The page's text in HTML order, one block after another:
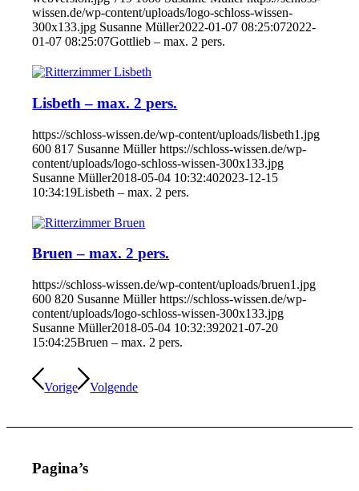
wissen.de/wp-content/uploads/logo-schloss-wissen-
300x133.jpg Susanne Müller2022-01-07 08:25:072022-
01-07 08:25:07Gottlieb – max. 2 pers.
Lisbeth – max. 2 pers.
https://schloss-wissen.de/wp-content/uploads/lisbeth1.jpg
600 817 Susanne Müller https://schloss-wissen.de/wp-
content/uploads/logo-schloss-wissen-300x133.jpg
Susanne Müller2018-05-04 10:32:402023-12-15
10:34:19Lisbeth – max. 2 pers.
Bruen – max. 2 pers.
https://schloss-wissen.de/wp-content/uploads/bruen1.jpg
600 820 Susanne Müller https://schloss-wissen.de/wp-
content/uploads/logo-schloss-wissen-300x133.jpg
Susanne Müller2018-05-04 10:32:392021-07-20
15:04:25Bruen – max. 2 pers.
Vorige Volgende
Pagina’s